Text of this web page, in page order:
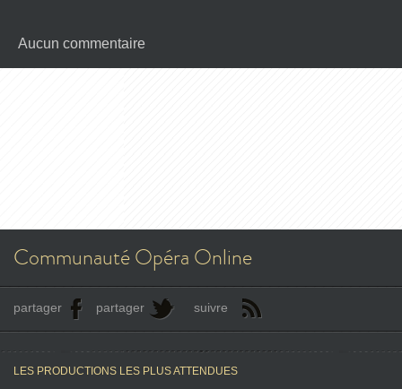
Aucun commentaire
Communauté Opéra Online
partager partager suivre
LES PRODUCTIONS LES PLUS ATTENDUES